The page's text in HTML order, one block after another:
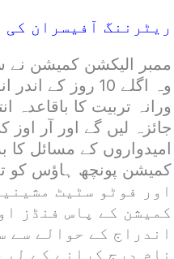
ریٹرننگ آفیسران
ممبر الیکشن کمیشن
وہ اگلے 10 روز
ورانہ تربیت کا
جائزہ لیں گے اور آر
امیدواروں کے مسائل کا
اور فوٹو سٹیٹ
کمیشن کے پاس فنڈز
اندراج کے حوالے سے
نام درج کرانے کے